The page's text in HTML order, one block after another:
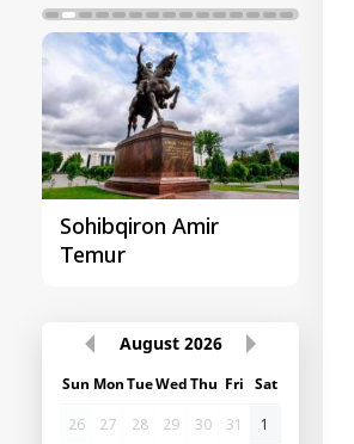
Sohibqiron Amir
Temur
August 2026
Sun MonTueWedThu Fri Sat
26
27 28 29 30 31
1